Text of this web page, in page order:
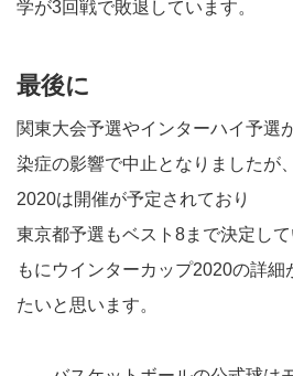
学が3回戦で敗退しています。
最後に
関東大会予選やインターハイ予選
染症の影響で中止となりましたが
2020は開催が予定されており
東京都予選もベスト8まで決定し
もにウインターカップ2020の詳細
たいと思います。